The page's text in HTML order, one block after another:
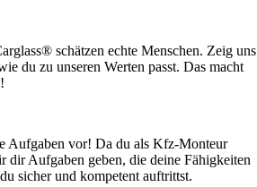
schätzen echte Menschen. Zeig uns
du zu unseren Werten passt. Das macht
Aufgaben vor! Da du als Kfz-Monteur
dir Aufgaben geben, die deine Fähigkeiten
sicher und kompetent auftrittst.